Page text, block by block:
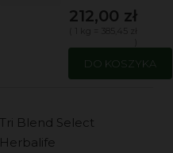
212,00 zł
DO KOSZYKA
Tri Blend Select
Herbalife